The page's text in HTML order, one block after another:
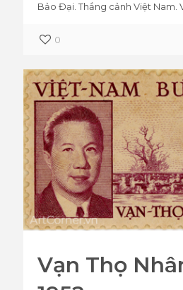
Bảo Đại. Thắng cảnh Việt Nam.
0
Vạn Thọ